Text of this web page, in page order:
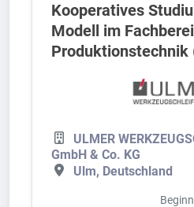
Kooperatives
Modell im
Produktionstechnik
ULMER
GmbH & Co. KG
Ulm, Deutschland
Beginn